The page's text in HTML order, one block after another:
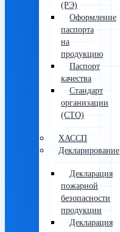
(РЭ)
Оформление
паспорта
на
продукцию
Паспорт
качества
Стандарт
организации
(СТО)
ХАССП
Декларирование
Декларация
пожарной
безопасности
продукции
Декларация